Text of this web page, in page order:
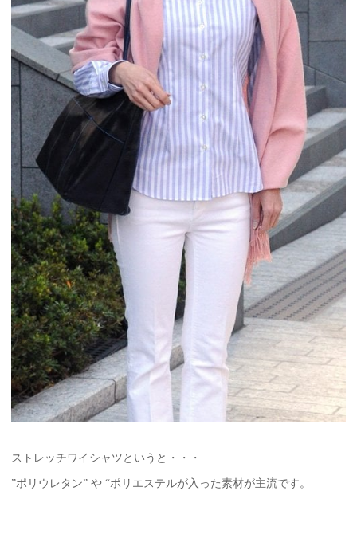
ストレッチワイシャツというと・・・
”ポリウレタン” や “ポリエステルが入った素材が主流です。